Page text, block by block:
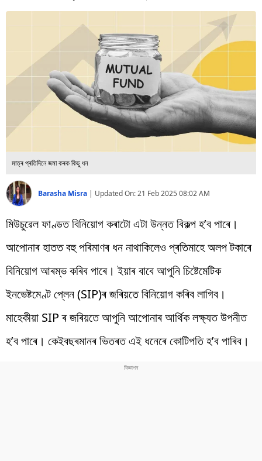
প্ৰযুক্তি
Videos
মাত্ৰ প্ৰতিদিনে জমা কৰক কিছু ধন
Barasha Misra | Updated On:21 Feb 2025 08:02 AM
মিউচুৱেল ফাণ্ডত বিনিয়োগ কৰাটো এটা উন্নত বিকল্প হ’ব পাৰে।
আপোনাৰ হাতত বহু পৰিমাণৰ ধন নাথাকিলেও প্ৰতিমাহে অলপ টকাৰে
বিনিয়োগ আৰম্ভ কৰিব পাৰে। ইয়াৰ বাবে আপুনি চিষ্টেমেটিক
ইনভেষ্টমেণ্ট প্লেন (SIP)ৰ জৰিয়তে বিনিয়োগ কৰিব লাগিব।
মাহেকীয়া SIP ৰ জৰিয়তে আপুনি আপোনাৰ আৰ্থিক লক্ষ্যত উপনীত
হ’ব পাৰে। কেইবছৰমানৰ ভিতৰত এই ধনেৰে কোটিপতি হ’ব পাৰিব।